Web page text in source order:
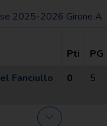
2025-2026 Girone A
Pti PG
Fanciullo
0 5